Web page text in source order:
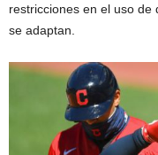
restricciones en el uso de
se adaptan.